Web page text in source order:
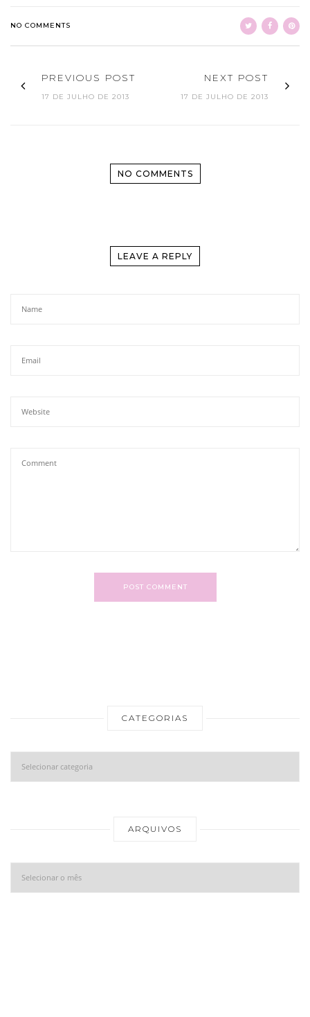
NO COMMENTS
PREVIOUS POST
17 DE JULHO DE 2013
NEXT POST
17 DE JULHO DE 2013
NO COMMENTS
LEAVE A REPLY
POST COMMENT
CATEGORIAS
Categorias
ARQUIVOS